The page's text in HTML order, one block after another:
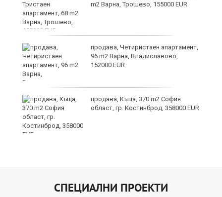
m2 Варна, Трошево, 155000 EUR
продава, Четиристаен апартамент,
96 m2 Варна, Владиславово,
152000 EUR
продава, Къща, 370 m2 София
област, гр. Костинброд, 358000 EUR
СПЕЦИАЛНИ ПРОЕКТИ